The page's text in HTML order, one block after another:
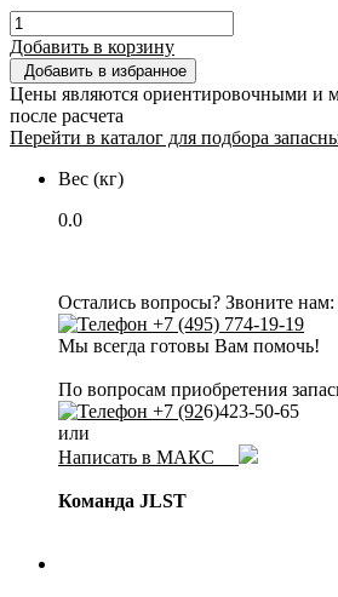
Добавить в корзину
Добавить в избранное
Цены являются ориентировочными и
после расчета
Перейти в каталог для подбора
Вес (кг)
0.0
Остались вопросы? Звоните нам:
+7 (495) 774-19-19
Мы всегда готовы Вам помочь!
По вопросам приобретения
+7 (926)423-50-65
или
Написать в МАКС
Команда JLST